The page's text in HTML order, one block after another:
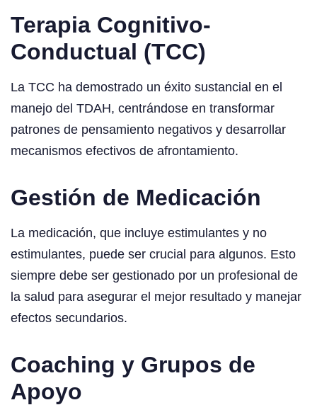
Terapia Cognitivo-
Conductual (TCC)
La TCC ha demostrado un éxito sustancial en el
manejo del TDAH, centrándose en transformar
patrones de pensamiento negativos y desarrollar
mecanismos efectivos de afrontamiento.
Gestión de Medicación
La medicación, que incluye estimulantes y no
estimulantes, puede ser crucial para algunos. Esto
siempre debe ser gestionado por un profesional de
la salud para asegurar el mejor resultado y manejar
efectos secundarios.
Coaching y Grupos de
Apoyo